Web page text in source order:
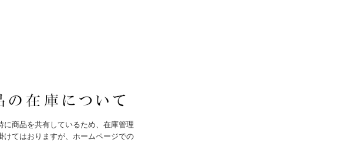
に商品を共有しているため、在庫管理
けてはおりますが、ホームページでの